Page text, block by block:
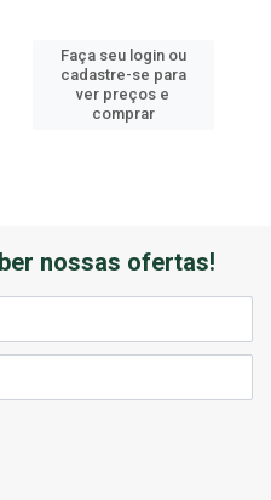
Faça seu login ou
cadastre-se para
ver preços e
comprar
nossas ofertas!